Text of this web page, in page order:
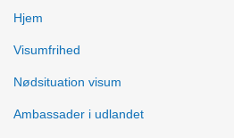
Hjem
Visumfrihed
Nødsituation visum
Ambassader i udlandet